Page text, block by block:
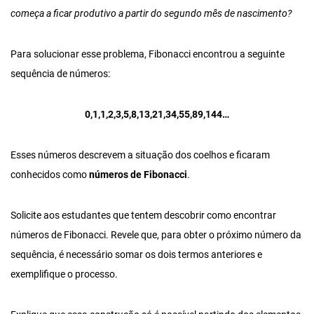
começa a ficar produtivo a partir do segundo mês de nascimento?
Para solucionar esse problema, Fibonacci encontrou a seguinte
sequência de números:
0,1,1,2,3,5,8,13,21,34,55,89,144…
Esses números descrevem a situação dos coelhos e ficaram
conhecidos comonúmeros de Fibonacci.
Solicite aos estudantes que tentem descobrir como encontrar
números de Fibonacci. Revele que, para obter o próximo número da
sequência, é necessário somar os dois termos anteriores e
exemplifique o processo.